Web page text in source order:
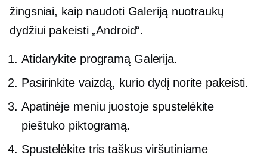
žingsniai, kaip naudoti Galeriją nuotraukų
dydžiui pakeisti „Android“.
Atidarykite programą Galerija.
Pasirinkite vaizdą, kurio dydį norite pakeisti.
Apatinėje meniu juostoje spustelėkite
pieštuko piktogramą.
Spustelėkite tris taškus viršutiniame